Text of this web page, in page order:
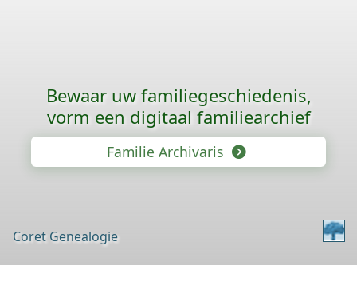
Bewaar uw familie­geschiedenis,
vorm een digitaal familiearchief
Familie Archivaris
Coret Genealogie